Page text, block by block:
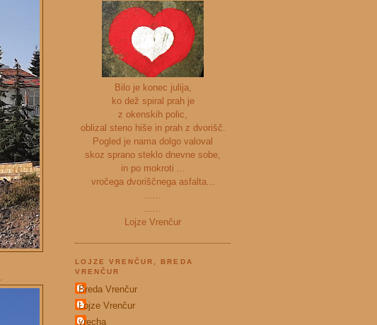
Bilo je konec julija,
ko dež spiral prah je
z okenskih polic,
oblizal steno hiše in prah z dvorišč.
Pogled je nama dolgo valoval
skoz sprano steklo dnevne sobe,
in po mokroti ...
vročega dvoriščnega asfalta...
......
......
Lojze Vrenčur
LOJZE VRENČUR, BREDA
VRENČUR
Breda Vrenčur
Lojze Vrenčur
vrecha